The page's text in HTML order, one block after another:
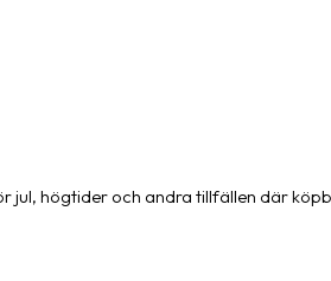
högtider och andra tillfällen där